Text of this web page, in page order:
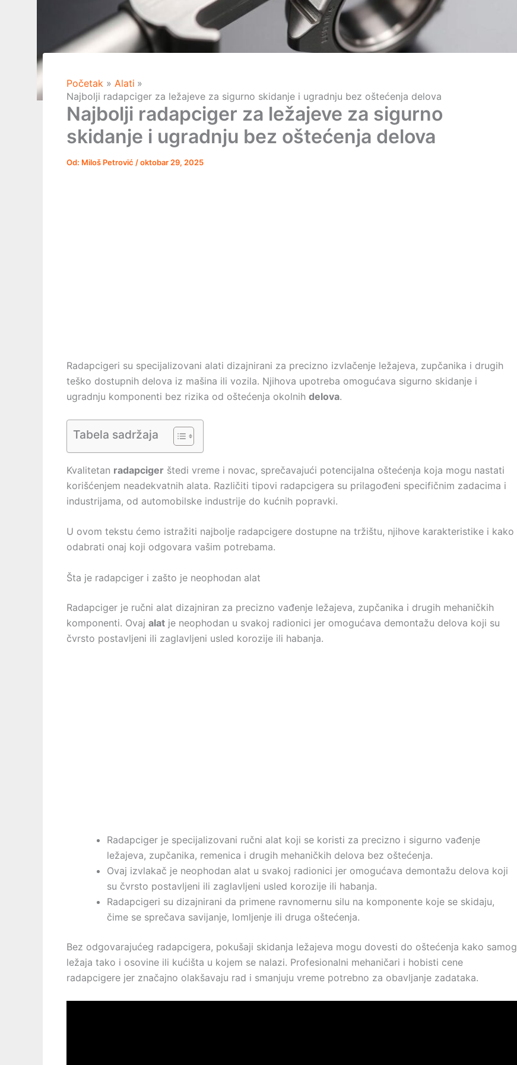
Početak
Alati
Najbolji radapciger za ležajeve za sigurno skidanje i ugradnju bez oštećenja delova
Najbolji radapciger za ležajeve za sigurno
skidanje i ugradnju bez oštećenja delova
Od: Miloš Petrović /oktobar 29, 2025
Radapcigeri su specijalizovani alati dizajnirani za precizno izvlačenje ležajeva, zupčanika i drugih
teško dostupnih delova iz mašina ili vozila. Njihova upotreba omogućava sigurno skidanje i
ugradnju komponenti bez rizika od oštećenja okolnih delova.
Tabela sadržaja
Kvalitetan radapciger štedi vreme i novac, sprečavajući potencijalna oštećenja koja mogu nastati
korišćenjem neadekvatnih alata. Različiti tipovi radapcigera su prilagođeni specifičnim zadacima i
industrijama, od automobilske industrije do kućnih popravki.
U ovom tekstu ćemo istražiti najbolje radapcigere dostupne na tržištu, njihove karakteristike i kako
odabrati onaj koji odgovara vašim potrebama.
Šta je radapciger i zašto je neophodan alat
Radapciger je ručni alat dizajniran za precizno vađenje ležajeva, zupčanika i drugih mehaničkih
komponenti. Ovaj alat je neophodan u svakoj radionici jer omogućava demontažu delova koji su
čvrsto postavljeni ili zaglavljeni usled korozije ili habanja.
Radapciger je specijalizovani ručni alat koji se koristi za precizno i sigurno vađenje
ležajeva, zupčanika, remenica i drugih mehaničkih delova bez oštećenja.
Ovaj izvlakač je neophodan alat u svakoj radionici jer omogućava demontažu delova koji
su čvrsto postavljeni ili zaglavljeni usled korozije ili habanja.
Radapcigeri su dizajnirani da primene ravnomernu silu na komponente koje se skidaju,
čime se sprečava savijanje, lomljenje ili druga oštećenja.
Bez odgovarajućeg radapcigera, pokušaji skidanja ležajeva mogu dovesti do oštećenja kako samog
ležaja tako i osovine ili kućišta u kojem se nalazi. Profesionalni mehaničari i hobisti cene
radapcigere jer značajno olakšavaju rad i smanjuju vreme potrebno za obavljanje zadataka.